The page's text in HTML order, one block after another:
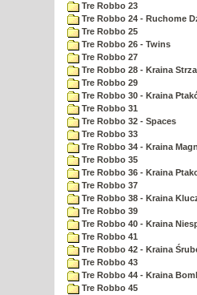
Tre Robbo 23
Tre Robbo 24 - Ruchome
Tre Robbo 25
Tre Robbo 26 - Twins
Tre Robbo 27
Tre Robbo 28 - Kraina
Tre Robbo 29
Tre Robbo 30 - Kraina
Tre Robbo 31
Tre Robbo 32 - Spaces
Tre Robbo 33
Tre Robbo 34 - Kraina
Tre Robbo 35
Tre Robbo 36 - Kraina
Tre Robbo 37
Tre Robbo 38 - Kraina
Tre Robbo 39
Tre Robbo 40 - Kraina
Tre Robbo 41
Tre Robbo 42 - Kraina
Tre Robbo 43
Tre Robbo 44 - Kraina
Tre Robbo 45